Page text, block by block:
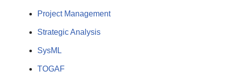
Project Management
Strategic Analysis
SysML
TOGAF